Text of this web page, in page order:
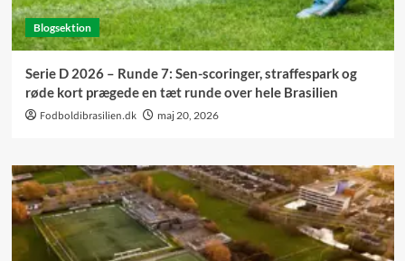
Blogsektion
Serie D 2026 – Runde 7: Sen-scoringer, straffespark og
røde kort prægede en tæt runde over hele Brasilien
Fodboldibrasilien.dk maj 20, 2026